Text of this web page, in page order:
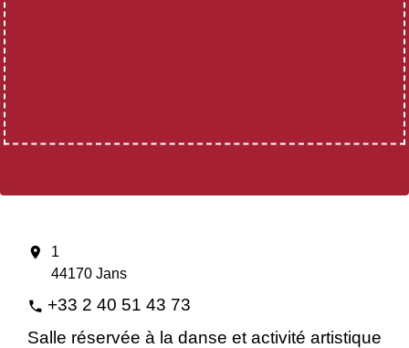
location_on
1
44170 Jans
phone +33 2 40 51 43 73
Salle réservée à la danse et activité artistique